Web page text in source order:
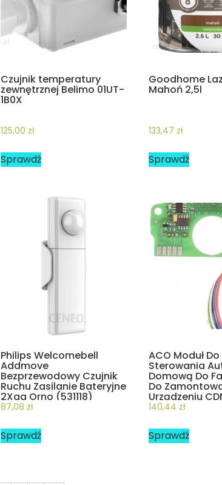
Czujnik temperatury
zewnętrznej Belimo 01UT-
1B0X
125,00 zł
Sprawdź
Goodhome
Mahoń 2,5l
133,47 zł
Sprawdź
Philips Welcomebell
Addmove
Bezprzewodowy Czujnik
Ruchu Zasilanie Bateryjne
2Xaa Orno (531118)
87,08 zł
Sprawdź
ACO Moduł Do
Sterowania
Domową Do
Do
Urządzeniu
140,44 zł
Sprawdź